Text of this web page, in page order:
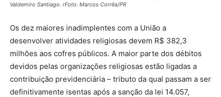
Valdemiro Santiago. rFoto: Marcos Corrêa/PR
Os dez maiores inadimplentes com a União a
desenvolver atividades religiosas devem R$ 382,3
milhões aos cofres públicos. A maior parte dos débitos
devidos pelas organizações religiosas estão ligadas a
contribuição previdenciária – tributo da qual passam a ser
definitivamente isentas após a sanção da lei 14.057,